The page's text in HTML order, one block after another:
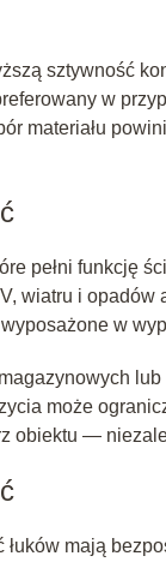
sztywność
w
materiału
pełni funkcję
wiatru i
w
może
obiektu —
mają